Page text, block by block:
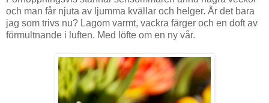
och man får njuta av ljumma kvällar och helger. Är det bara
jag som trivs nu? Lagom varmt, vackra färger och en doft av
förmultnande i luften. Med löfte om en ny vår.